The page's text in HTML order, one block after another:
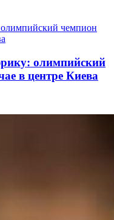
олимпийский
в центре Киева